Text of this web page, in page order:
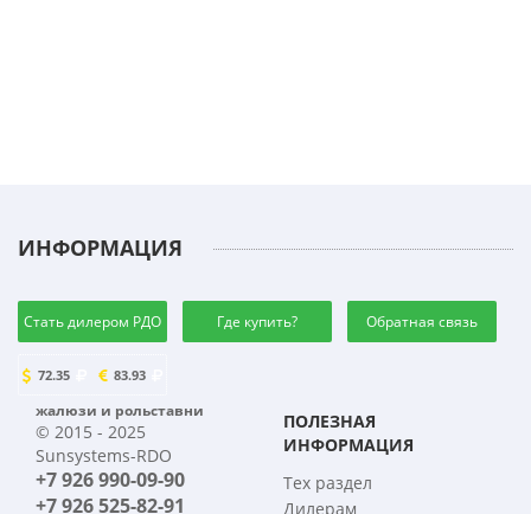
ИНФОРМАЦИЯ
Стать дилером РДО Где купить? Обратная связь
72.35 83.93
жалюзи и рольставни
© 2015 - 2025
Sunsystems-RDO
+7 926 990-09-90
+7 926 525-82-91
ПОЛЕЗНАЯ
ИНФОРМАЦИЯ
Тех раздел
Дилерам